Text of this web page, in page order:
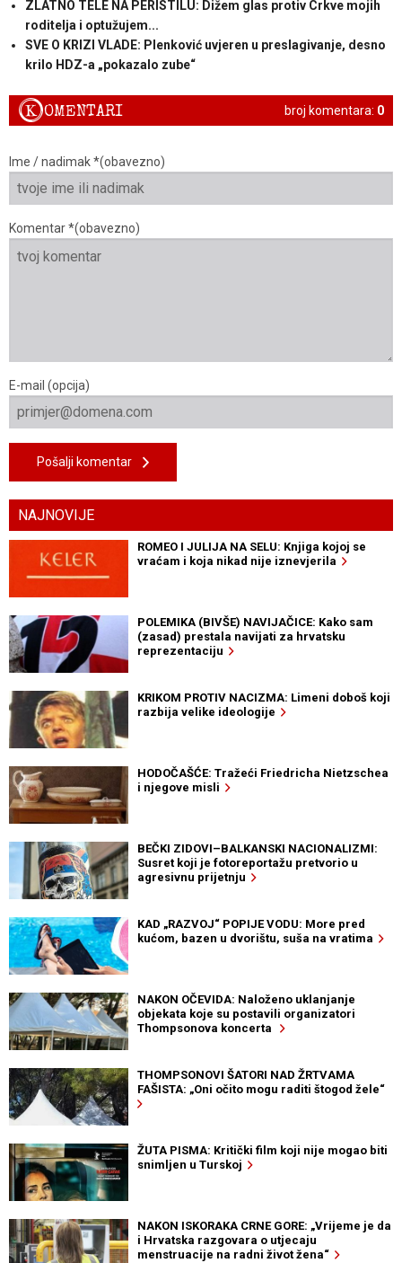
ZLATNO TELE NA PERISTILU: Dižem glas protiv Crkve mojih
roditelja i optužujem...
SVE O KRIZI VLADE: Plenković uvjeren u preslagivanje, desno
krilo HDZ-a „pokazalo zube“
broj komentara: 0
KOMENTARI
Ime / nadimak *(obavezno)
Komentar *(obavezno)
E-mail (opcija)
Pošalji komentar
NAJNOVIJE
ROMEO I JULIJA NA SELU: Knjiga kojoj se
vraćam i koja nikad nije iznevjerila
POLEMIKA (BIVŠE) NAVIJAČICE: Kako sam
(zasad) prestala navijati za hrvatsku
reprezentaciju
KRIKOM PROTIV NACIZMA: Limeni doboš koji
razbija velike ideologije
HODOČAŠĆE: Tražeći Friedricha Nietzschea
i njegove misli
BEČKI ZIDOVI–BALKANSKI NACIONALIZMI:
Susret koji je fotoreportažu pretvorio u
agresivnu prijetnju
KAD „RAZVOJ“ POPIJE VODU: More pred
kućom, bazen u dvorištu, suša na vratima
NAKON OČEVIDA: Naloženo uklanjanje
objekata koje su postavili organizatori
Thompsonova koncerta
THOMPSONOVI ŠATORI NAD ŽRTVAMA
FAŠISTA: „Oni očito mogu raditi štogod žele“
ŽUTA PISMA: Kritički film koji nije mogao biti
snimljen u Turskoj
NAKON ISKORAKA CRNE GORE: „Vrijeme je da
i Hrvatska razgovara o utjecaju
menstruacije na radni život žena“